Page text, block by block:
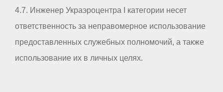
4.7. Инженер Украэроцентра I категории несет
ответственность за неправомерное использование
предоставленных служебных полномочий, а также
использование их в личных целях.